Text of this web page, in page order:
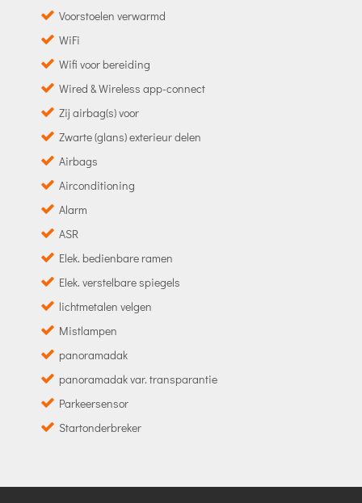
Voorstoelen verwarmd
WiFi
Wifi voor bereiding
Wired & Wireless app-connect
Zij airbag(s) voor
Zwarte (glans) exterieur delen
Airbags
Airconditioning
Alarm
ASR
Elek. bedienbare ramen
Elek. verstelbare spiegels
lichtmetalen velgen
Mistlampen
panoramadak
panoramadak var. transparantie
Parkeersensor
Startonderbreker